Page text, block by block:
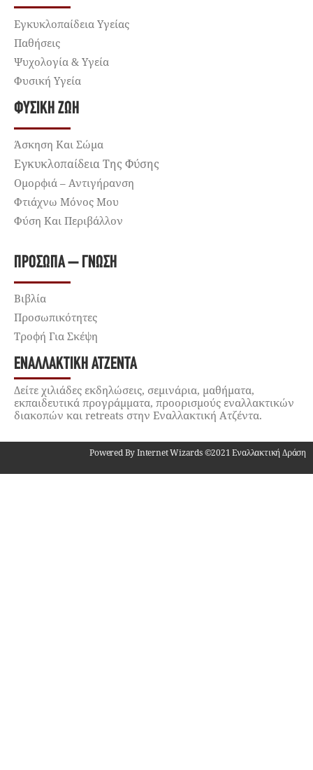
Εγκυκλοπαίδεια Υγείας
Παθήσεις
Ψυχολογία & Υγεία
Φυσική Υγεία
ΦΥΣΙΚΉ ΖΩΉ
Άσκηση Και Σώμα
Εγκυκλοπαίδεια Της Φύσης
Ομορφιά – Αντιγήρανση
Φτιάχνω Μόνος Μου
Φύση Και Περιβάλλον
ΠΡΌΣΩΠΑ – ΓΝΏΣΗ
Βιβλία
Προσωπικότητες
Τροφή Για Σκέψη
ΕΝΑΛΛΑΚΤΙΚΉ ΑΤΖΈΝΤΑ
Δείτε χιλιάδες εκδηλώσεις, σεμινάρια, μαθήματα,
εκπαιδευτικά προγράμματα, προορισμούς εναλλακτικών
διακοπών και retreats στην Εναλλακτική Ατζέντα.
Powered By Internet Wizards ©2021 Εναλλακτική Δράση